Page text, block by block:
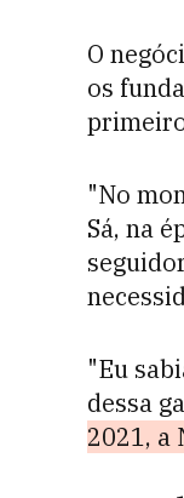
O
os
"No
Sá, na
"Eu
dessa
2021, a